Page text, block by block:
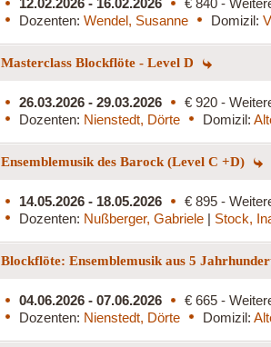
Dozenten: Wendel, Susanne Domizil:
Masterclass Blockflöte - Level D
26.03.2026 - 29.03.2026
€ 920 -
Dozenten: Nienstedt, Dörte Domizil:
Ensemblemusik des Barock (Level C +D)
14.05.2026 - 18.05.2026
€ 895 -
Dozenten: Nußberger, Gabriele | Stock,
Blockflöte: Ensemblemusik aus 5
04.06.2026 - 07.06.2026
€ 665 -
Dozenten: Nienstedt, Dörte Domizil: